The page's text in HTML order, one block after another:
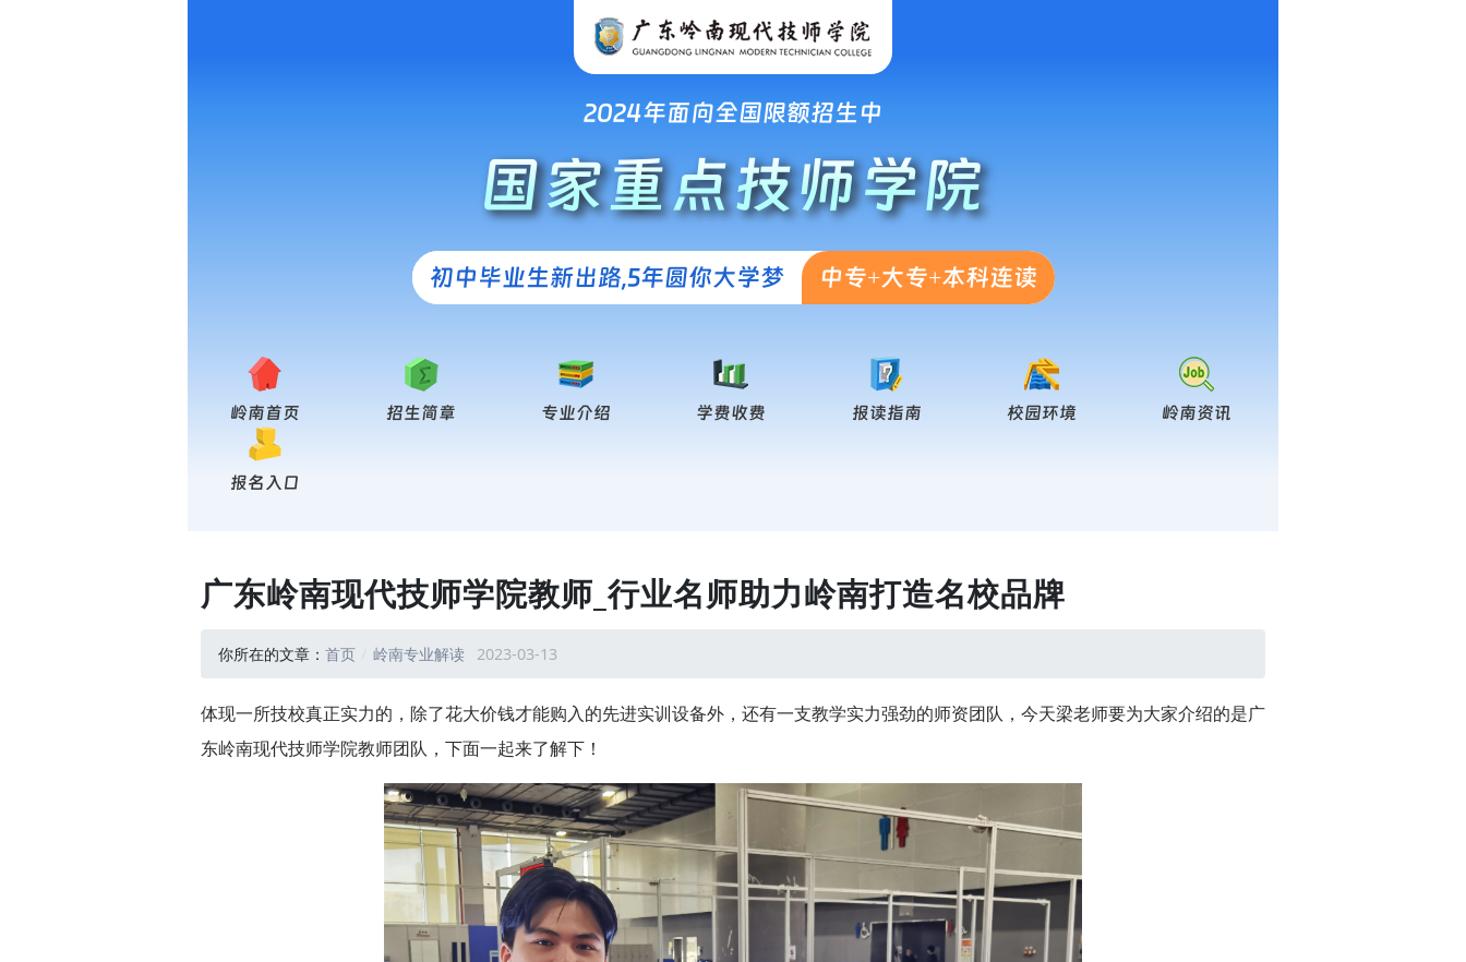
2024年面向全国限额招生中
国家重点技师学院
初中毕业生新出路,5年圆你大学梦 中专+大专+本科连读
岭南首页 招生简章 专业介绍 学费收费 报读指南 校园环境 岭南资讯
报名入口
广东岭南现代技师学院教师_行业名师助力岭南打造名校品牌
你所在的文章： 首页 岭南专业解读 2023-03-13
体现一所技校真正实力的，除了花大价钱才能购入的先进实训设备外，还有一支教学实力强劲的师资团队，今天梁老师要为大家介绍的是广
东岭南现代技师学院教师团队，下面一起来了解下！